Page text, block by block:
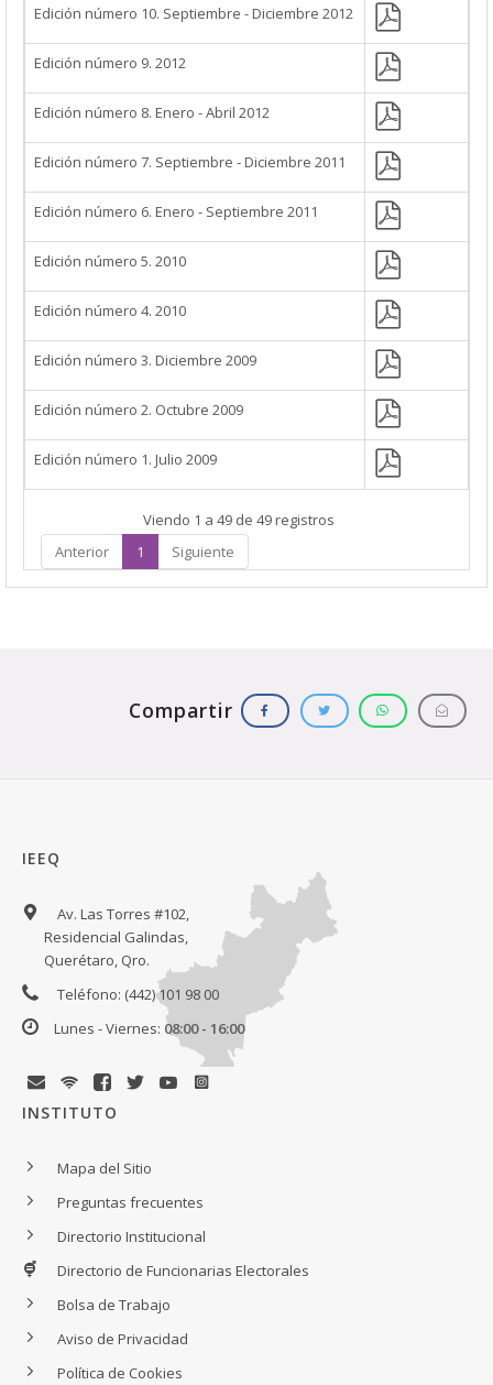
Edición número 10. Septiembre - Diciembre 2012
Edición número 9. 2012
Edición número 8. Enero - Abril 2012
Edición número 7. Septiembre - Diciembre 2011
Edición número 6. Enero - Septiembre 2011
Edición número 5. 2010
Edición número 4. 2010
Edición número 3. Diciembre 2009
Edición número 2. Octubre 2009
Edición número 1. Julio 2009
Viendo 1 a 49 de 49 registros
Anterior
1 Siguiente
IEEQ
Av. Las Torres #102,
Residencial Galindas,
Querétaro, Qro.
Teléfono: (442) 101 98 00
Lunes - Viernes: 08:00 - 16:00
INSTITUTO
Mapa del Sitio
Preguntas frecuentes
Directorio Institucional
Directorio de Funcionarias Electorales
Bolsa de Trabajo
Aviso de Privacidad
Política de Cookies